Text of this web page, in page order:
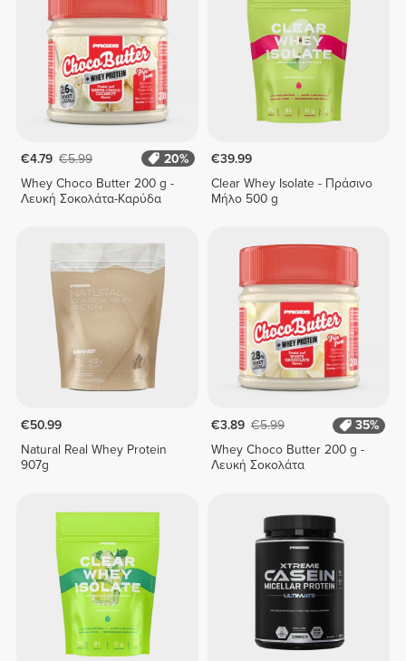
€4.79 €5.99
20%
Whey Choco Butter 200 g -
Λευκή Σοκολάτα-Καρύδα
€39.99
Clear Whey Isolate - Πράσινο
Μήλο 500 g
€50.99
Natural Real Whey Protein
907g
€3.89 €5.99
35%
Whey Choco Butter 200 g -
Λευκή Σοκολάτα